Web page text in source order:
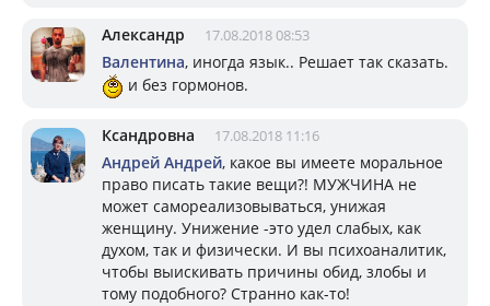
Александр 17.08.2018 08:53
Валентина, иногда язык.. Решает так сказать.
и без гормонов.
Ксандровна 17.08.2018 11:16
Андрей Андрей, какое вы имеете моральное
право писать такие вещи?! МУЖЧИНА не
может самореализовываться, унижая
женщину. Унижение -это удел слабых, как
духом, так и физически. И вы психоаналитик,
чтобы выискивать причины обид, злобы и
тому подобного? Странно как-то!